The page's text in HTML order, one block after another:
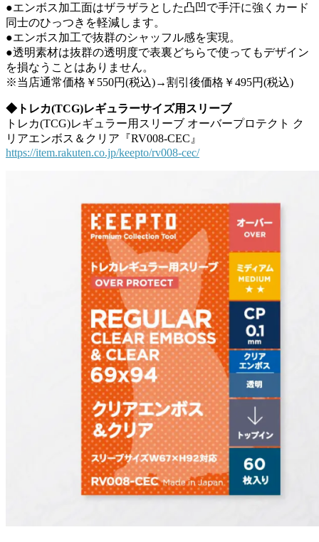
●エンボス加工面はザラザラとした凸凹で手汗に強くカード
同士のひっつきを軽減します。
●エンボス加工で抜群のシャッフル感を実現。
●透明素材は抜群の透明度で表裏どちらで使ってもデザイン
を損なうことはありません。
※当店通常価格￥550円(税込)→割引後価格￥495円(税込)
◆トレカ(TCG)レギュラーサイズ用スリーブ
トレカ(TCG)レギュラー用スリーブ オーバープロテクト ク
リアエンボス＆クリア『RV008-CEC』
https://item.rakuten.co.jp/keepto/rv008-cec/